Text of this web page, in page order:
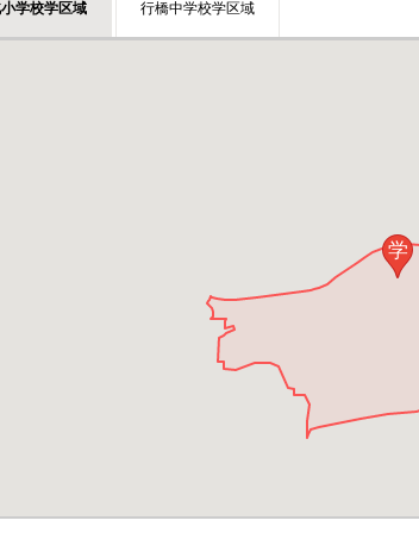
学校学区域 行橋中学校学区域
学